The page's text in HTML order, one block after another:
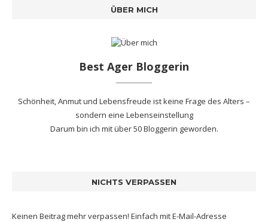
ÜBER MICH
Best Ager Bloggerin
Schönheit, Anmut und Lebensfreude ist keine Frage des Alters –
sondern eine Lebenseinstellung
Darum bin ich mitüber 50 Bloggerin geworden.
NICHTS VERPASSEN
Keinen Beitrag mehr verpassen! Einfach mit E-Mail-Adresse